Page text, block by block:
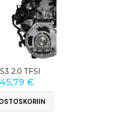
2.0 TFSI
€